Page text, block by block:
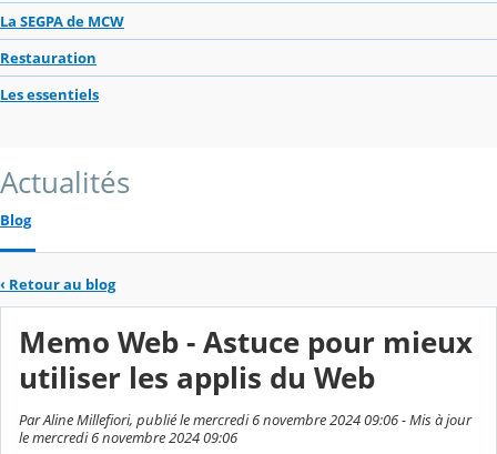
La SEGPA de MCW
Restauration
Les essentiels
Actualités
Blog
‹ Retour au blog
Memo Web - Astuce pour mieux
utiliser les applis du Web
Par Aline Millefiori, publié le mercredi 6 novembre 2024 09:06 - Mis à jour
le mercredi 6 novembre 2024 09:06